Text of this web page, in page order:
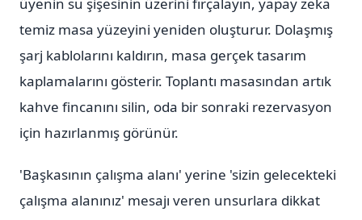
temiz masa yüzeyini yeniden oluşturur. Dolaşmış
şarj kablolarını kaldırın, masa gerçek tasarım
kaplamalarını gösterir. Toplantı masasından artık
kahve fincanını silin, oda bir sonraki rezervasyon
için hazırlanmış görünür.
'Başkasının çalışma alanı' yerine 'sizin gelecekteki
çalışma alanınız' mesajı veren unsurlara dikkat